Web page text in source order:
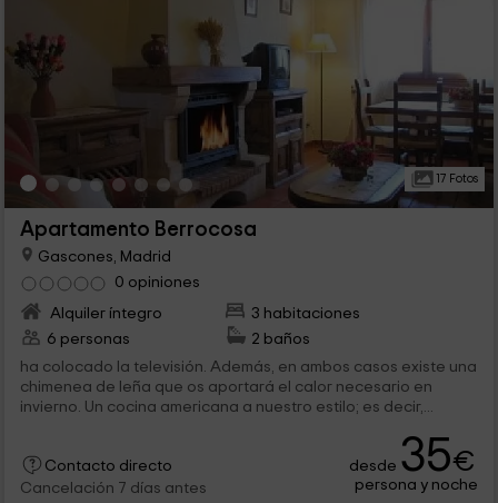
17 Fotos
Apartamento Berrocosa
Gascones, Madrid
0 opiniones
Alquiler íntegro
3 habitaciones
6 personas
2 baños
ha colocado la televisión. Además, en ambos casos existe una
chimenea de leña que os aportará el calor necesario en
invierno. Un cocina americana a nuestro estilo; es decir,...
Contacto directo
Cancelación 7 días antes
desde 35€
persona y noche